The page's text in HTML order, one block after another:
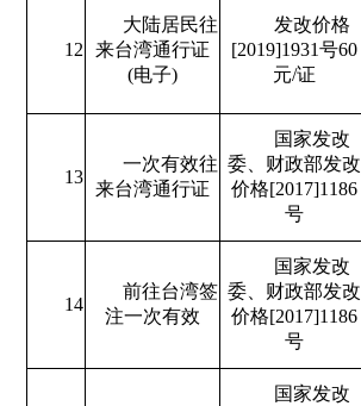
12
大陆居民往
来台湾通行证
(电子)
发改价格
[2019]1931号60
元/证
13
一次有效往
来台湾通行证
国家发改
委、财政部发改
价格[2017]1186
号
14
前往台湾签
注一次有效
国家发改
委、财政部发改
价格[2017]1186
号
国家发改